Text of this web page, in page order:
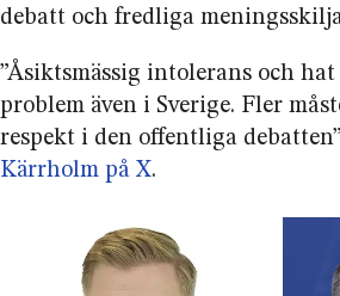
debatt och fredliga
”Åsiktsmässig intolerans och hat
problem även i Sverige. Fler
respekt i den offentliga
Kärrholm på X.